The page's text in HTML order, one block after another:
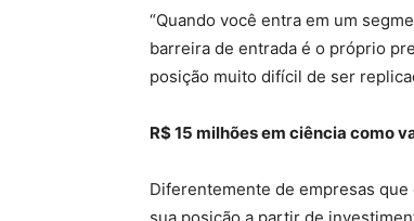
“Quando você entra em um
barreira de entrada é o próprio
posição muito difícil de ser
R$ 15 milhões em ciência como
Diferentemente de empresas